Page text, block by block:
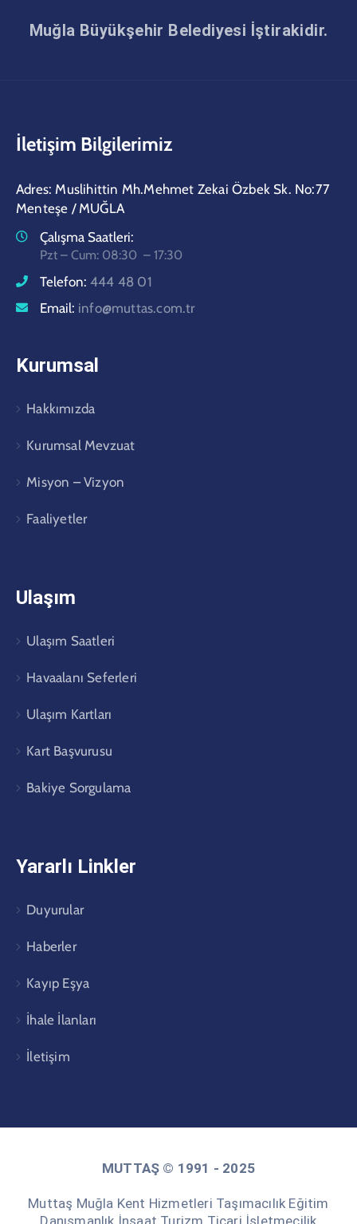
Muğla Büyükşehir Belediyesi İştirakidir.
İletişim Bilgilerimiz
Adres: Muslihittin Mh.Mehmet Zekai Özbek Sk. No:77
Menteşe / MUĞLA
Çalışma Saatleri:
Pzt – Cum: 08:30 – 17:30
Telefon: 444 48 01
Email: info@muttas.com.tr
Kurumsal
Hakkımızda
Kurumsal Mevzuat
Misyon – Vizyon
Faaliyetler
Ulaşım
Ulaşım Saatleri
Havaalanı Seferleri
Ulaşım Kartları
Kart Başvurusu
Bakiye Sorgulama
Yararlı Linkler
Duyurular
Haberler
Kayıp Eşya
İhale İlanları
İletişim
MUTTAŞ © 1991 - 2025
Muttaş Muğla Kent Hizmetleri Taşımacılık Eğitim
Danışmanlık İnşaat Turizm Ticari İşletmecilik